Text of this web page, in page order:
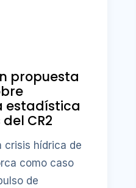
propuesta
estadística
CR2
crisis hídrica de
como caso
de